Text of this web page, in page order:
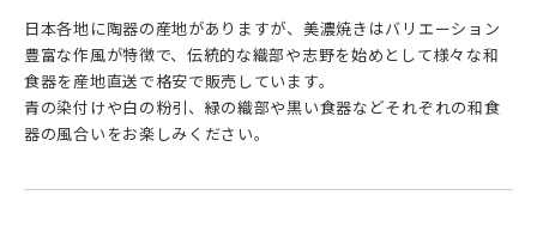
日本各地に陶器の産地がありますが、美濃焼きはバリエーション
豊富な作風が特徴で、伝統的な織部や志野を始めとして様々な和
食器を産地直送で格安で販売しています。
青の染付けや白の粉引、緑の織部や黒い食器などそれぞれの和食
器の風合いをお楽しみください。